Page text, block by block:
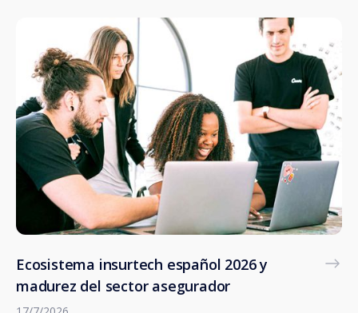
Ecosistema insurtech español 2026 y
madurez del sector asegurador